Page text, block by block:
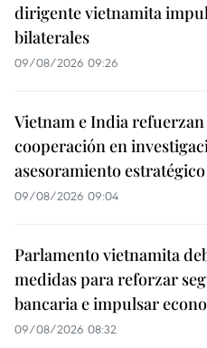
dirigente vietnamita
bilaterales
09/08/2026 09:26
Vietnam e India refuerzan
cooperación en
asesoramiento estratégico
09/08/2026 09:04
Parlamento vietnamita
medidas para reforzar
bancaria e impulsar
09/08/2026 08:32